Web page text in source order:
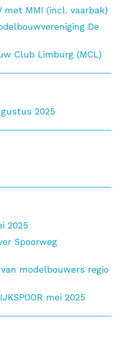
met MMI (incl. vaarbak)
De
Club Limburg (MCL)
2025
2025
Spoorweg
modelbouwers regio
mei 2025